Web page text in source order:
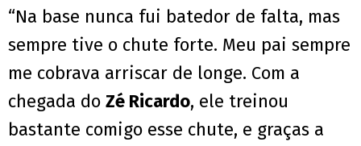
“Na base nunca fui batedor de falta, mas
sempre tive o chute forte. Meu pai sempre
me cobrava arriscar de longe. Com a
chegada do Zé Ricardo, ele treinou
bastante comigo esse chute, e graças a